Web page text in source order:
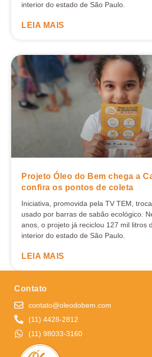
interior do estado de São Paulo.
LEIA MAIS
Projeto Óleo do Bem chega a
confira os pontos de coleta
Iniciativa, promovida pela TV TEM,
usado por barras de sabão ecológico.
anos, o projeto já reciclou 127 mil litros
interior do estado de São Paulo.
LEIA MAIS
Contato
contato@oleodobem.com
(11) 4428-2812
(11) 98033-3160